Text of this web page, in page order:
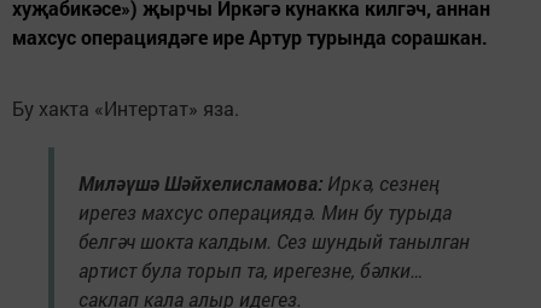
хуҗабикәсе») җырчы Иркәгә кунакка килгәч, аннан
махсус операциядәге ире Артур турында сорашкан.
Бу хакта «Интертат» яза.
Миләүшә Шәйхелисламова: Иркә, сезнең
ирегез махсус операциядә. Мин бу турыда
белгәч шокта калдым. Сез шундый танылган
артист була торып та, ирегезне, бәлки…
саклап кала алыр идегез.